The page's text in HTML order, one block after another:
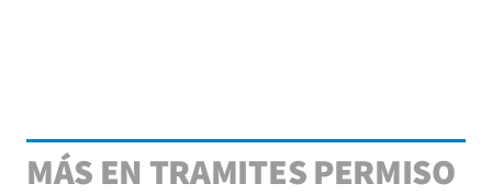
MÁS EN TRAMITES PERMISO